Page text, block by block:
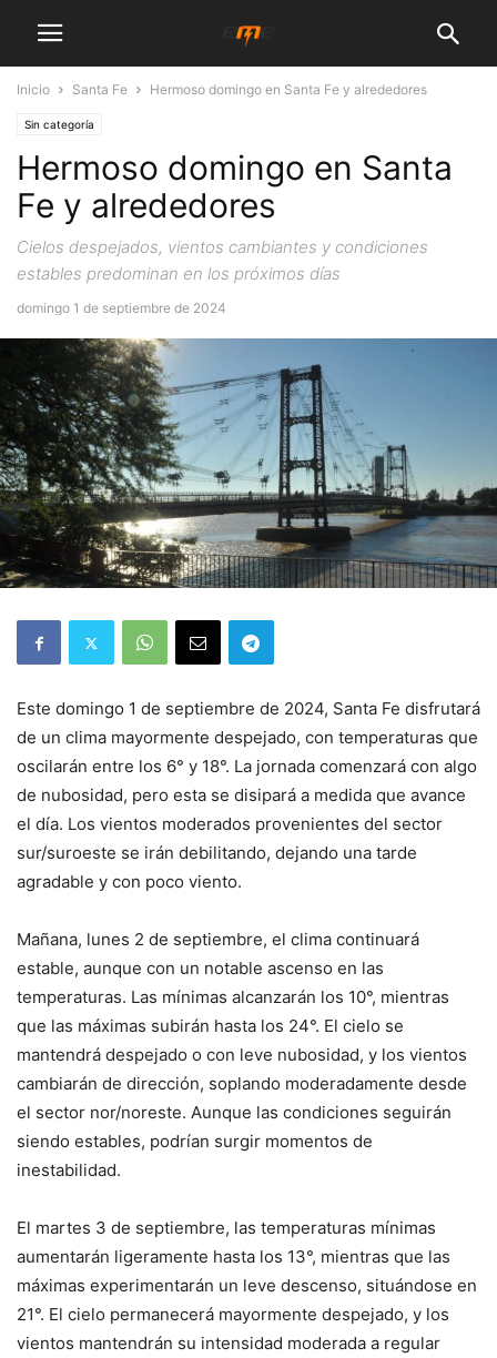
Inicio Santa Fe Hermoso domingo en Santa Fe y alrededores
Sin categoría
Hermoso domingo en Santa
Fe y alrededores
Cielos despejados, vientos cambiantes y condiciones
estables predominan en los próximos días
domingo 1 de septiembre de 2024
Este domingo 1 de septiembre de 2024, Santa Fe disfrutará
de un clima mayormente despejado, con temperaturas que
oscilarán entre los 6° y 18°. La jornada comenzará con algo
de nubosidad, pero esta se disipará a medida que avance
el día. Los vientos moderados provenientes del sector
sur/suroeste se irán debilitando, dejando una tarde
agradable y con poco viento.
Mañana, lunes 2 de septiembre, el clima continuará
estable, aunque con un notable ascenso en las
temperaturas. Las mínimas alcanzarán los 10°, mientras
que las máximas subirán hasta los 24°. El cielo se
mantendrá despejado o con leve nubosidad, y los vientos
cambiarán de dirección, soplando moderadamente desde
el sector nor/noreste. Aunque las condiciones seguirán
siendo estables, podrían surgir momentos de
inestabilidad.
El martes 3 de septiembre, las temperaturas mínimas
aumentarán ligeramente hasta los 13°, mientras que las
máximas experimentarán un leve descenso, situándose en
21°. El cielo permanecerá mayormente despejado, y los
vientos mantendrán su intensidad moderada a regular